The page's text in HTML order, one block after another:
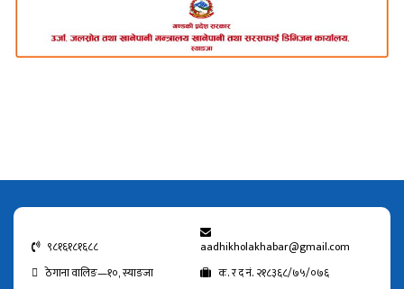
९८१६१८१६८८
aadhikholakhabar@gmail.com
ठेगाना वालिङ—१०, स्याङजा
क. र द नं. २१८३६८/७५/०७६